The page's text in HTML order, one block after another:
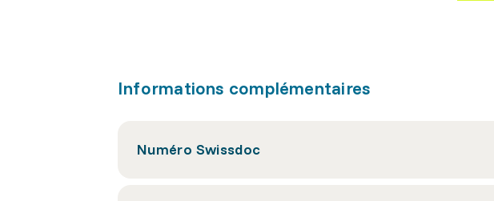
Informations complémentaires
Numéro Swissdoc